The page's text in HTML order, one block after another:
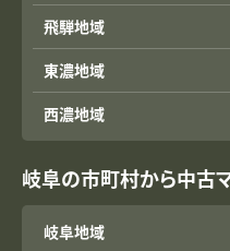
飛騨地域
東濃地域
西濃地域
岐阜の市町村から中古
岐阜地域